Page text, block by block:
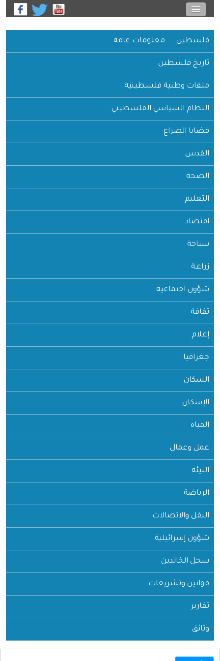
فلسطين ... معلومات عامة
تاريخ فلسطين
ملفات وطنية فلسطينية
النظام السياسي الفلسطيني
قضايا الصراع
القدس
الصحة
التعليم
اقتصاد
سياحة
زراعـة
شؤون اجتماعية
ثقافة
إعلام
جغرافيا
السكان
الإسكان
المياه
عمل وعمال
البيئة
الرياضة
النقل والاتصالات
شؤون إسرائيلية
سجل الخالدين
قوانين وتشريعات
تقارير
وثائق